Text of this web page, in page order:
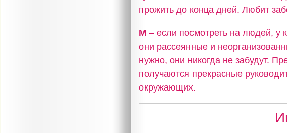
прожить до конца дней. Любит
М – если посмотреть на людей, у
они рассеянные и
нужно, они никогда не забудут.
получаются прекрасные
окружающих.